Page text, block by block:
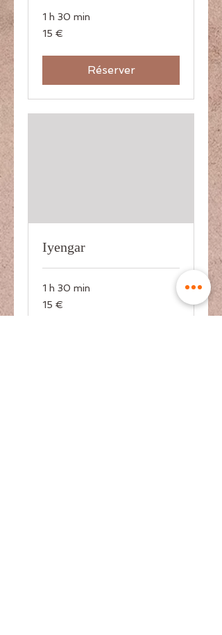
1 h 30 min
15
euros
15 €
Réserver
Iyengar
1 h 30 min
15
euros
15 €